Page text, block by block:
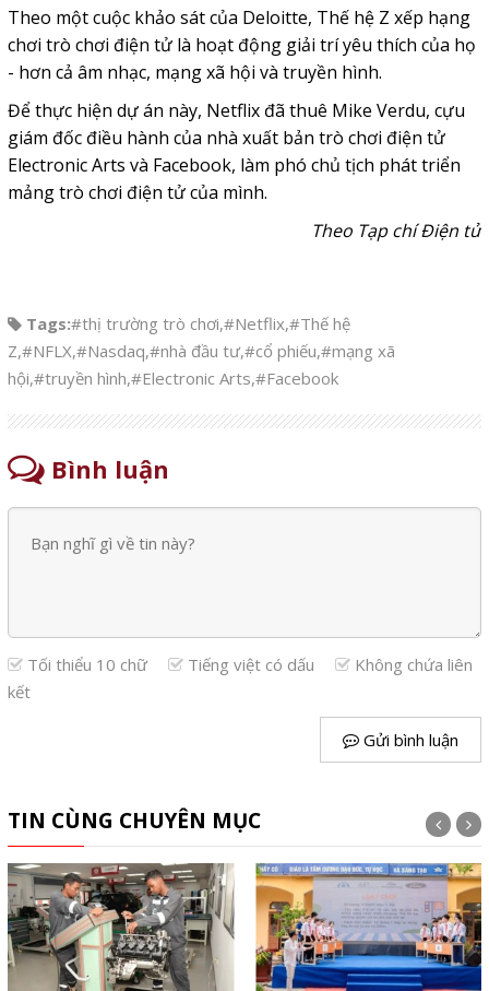
Theo một cuộc khảo sát của Deloitte, Thế hệ Z xếp hạng
chơi trò chơi điện tử là hoạt động giải trí yêu thích của họ
- hơn cả âm nhạc, mạng xã hội và truyền hình.
Để thực hiện dự án này, Netflix đã thuê Mike Verdu, cựu
giám đốc điều hành của nhà xuất bản trò chơi điện tử
Electronic Arts và Facebook, làm phó chủ tịch phát triển
mảng trò chơi điện tử của mình.
Theo Tạp chí Điện tử
Tags:#thị trường trò chơi,#Netflix,#Thế hệ
Z,#NFLX,#Nasdaq,#nhà đầu tư,#cổ phiếu,#mạng xã
hội,#truyền hình,#Electronic Arts,#Facebook
Bình luận
Tối thiểu 10 chữ Tiếng việt có dấu
Không chứa liên
kết
Gửi bình luận
TIN CÙNG CHUYÊN MỤC